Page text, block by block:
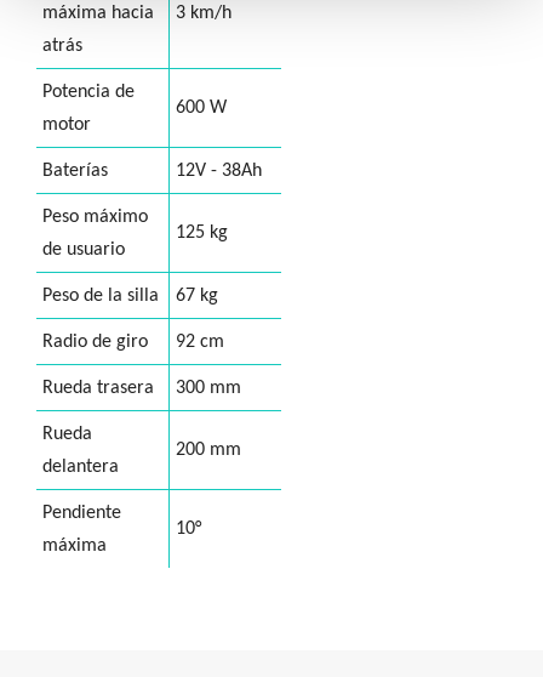
máxima hacia
atrás
3 km/h
Potencia de
motor
600 W
Baterías 12V - 38Ah
Peso máximo
de usuario
125 kg
Peso de la silla 67 kg
Radio de giro 92 cm
Rueda trasera 300 mm
Rueda
delantera
200 mm
Pendiente
máxima
10°